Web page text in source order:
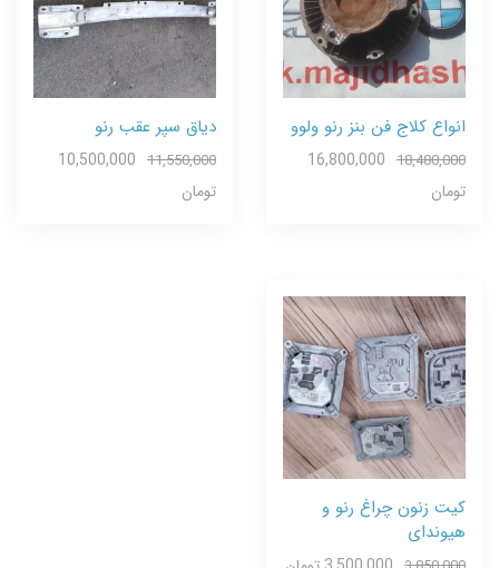
انواع کلاج فن بنز رنو ولوو
18,480,000
16,800,000
تومان
دیاق سپر عقب رنو
11,550,000
10,500,000
تومان
کیت زنون چراغ رنو و
هیوندای